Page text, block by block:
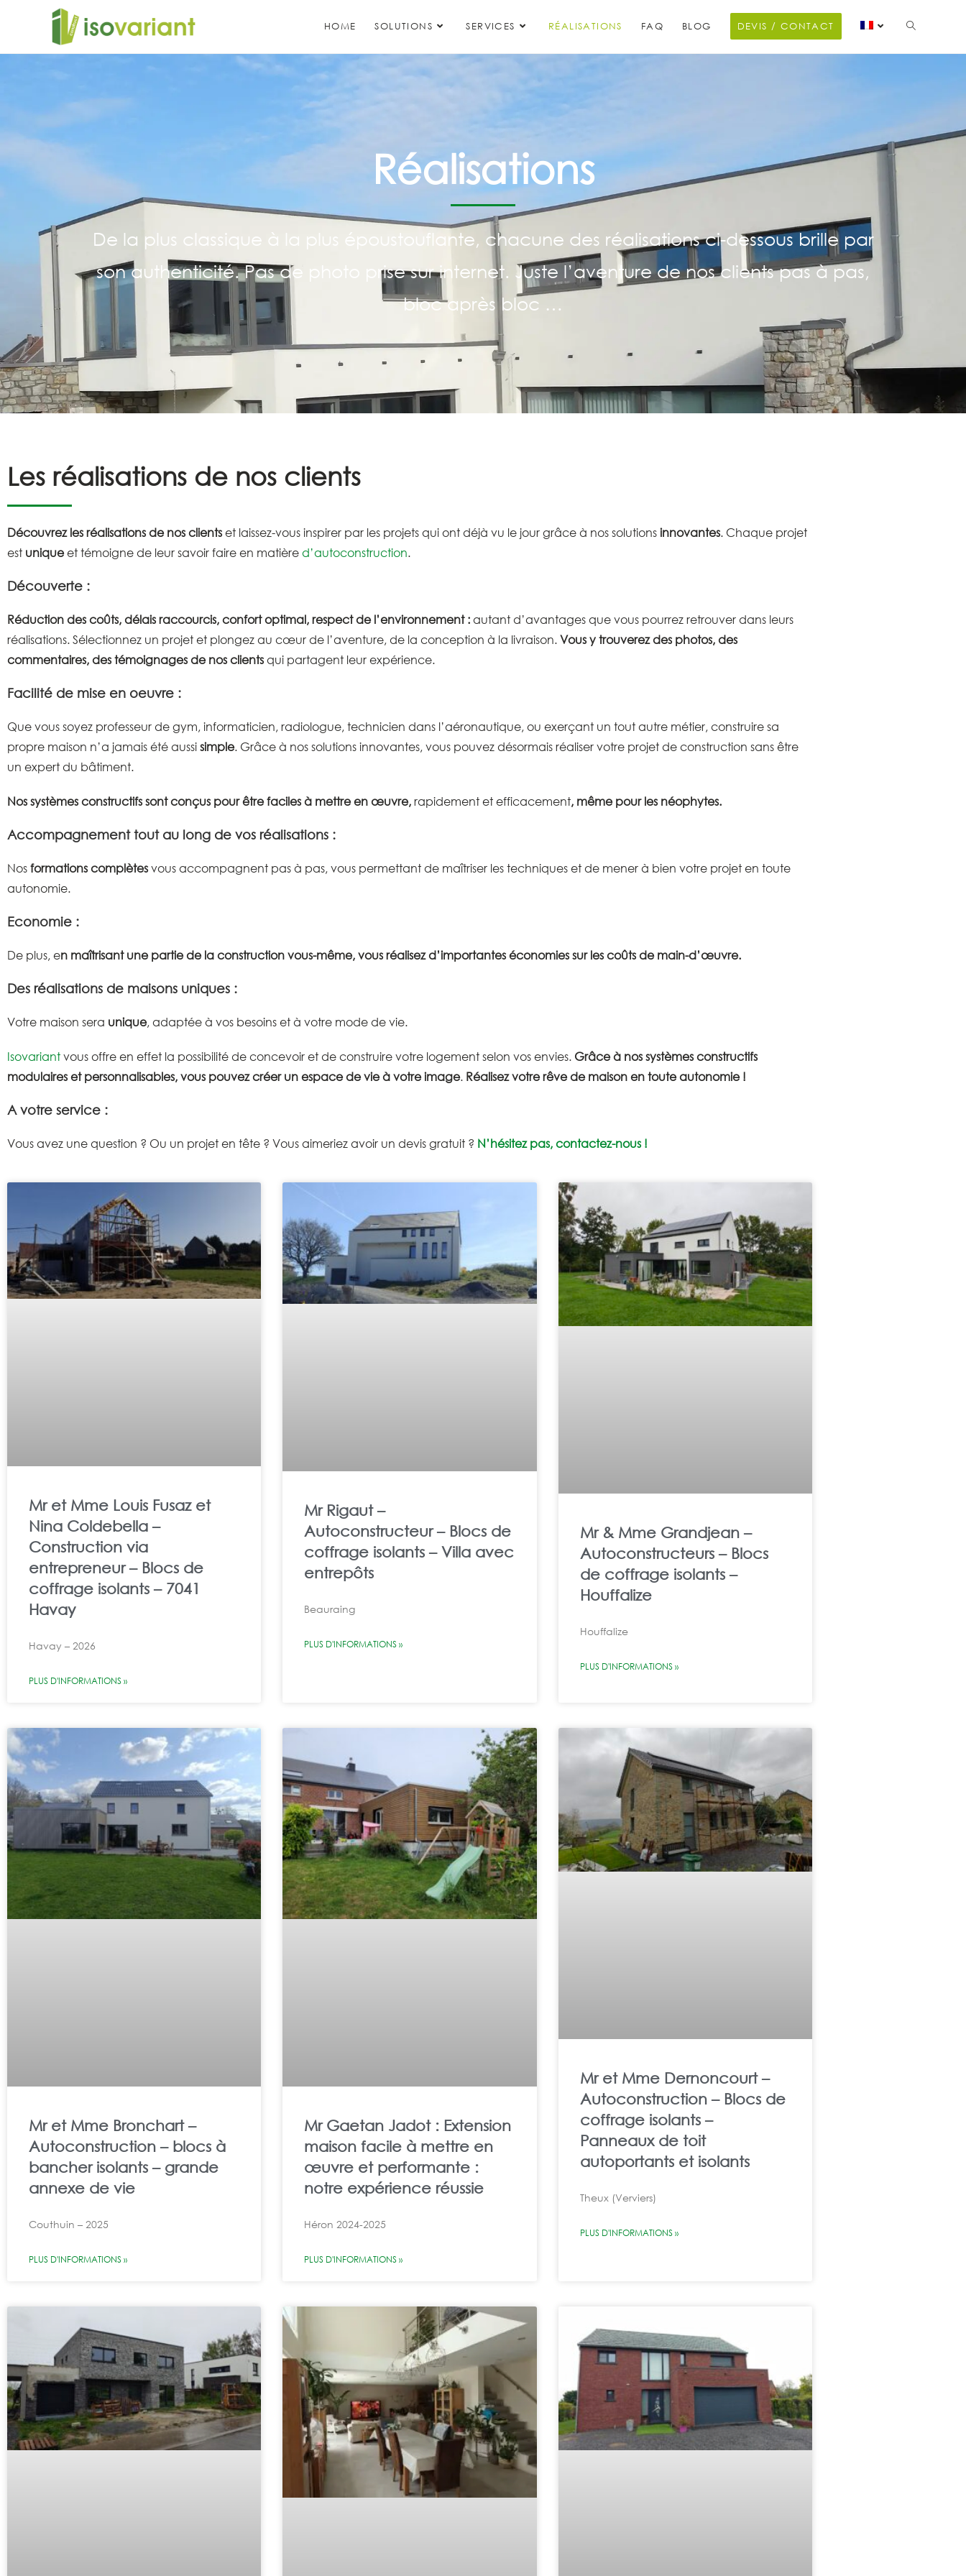
HOME SOLUTIONS SERVICES RÉALISATIONS FAQ BLOG DEVIS / CONTACT
Réalisations
De la plus classique à la plus époustouflante, chacune des réalisations ci-dessous brille par
son authenticité. Pas de photo prise sur internet. Juste l’aventure de nos clients pas à pas,
bloc après bloc …
Les réalisations de nos clients
Découvrez les réalisations de nos clientset laissez-vous inspirer par les projets qui ont déjà vu le jour grâce à nos solutionsinnovantes. Chaque projet
est uniqueet témoigne de leur savoir faire en matièred’autoconstruction.
Découverte :
Réduction des coûts, délais raccourcis, confort optimal, respect de l’environnement :autant d’avantages que vous pourrez retrouver dans leurs
réalisations. Sélectionnez un projet et plongez au cœur de l’aventure, de la conception à la livraison.Vous y trouverez des photos, des
commentaires, des témoignages de nos clientsqui partagent leur expérience.
Facilité de mise en oeuvre :
Que vous soyez professeur de gym, informaticien, radiologue, technicien dans l’aéronautique, ou exerçant un tout autre métier, construire sa
propre maison n’a jamais été aussisimple. Grâce à nos solutions innovantes, vous pouvez désormais réaliser votre projet de construction sans être
un expert du bâtiment.
Nos systèmes constructifs sont conçus pour être faciles à mettre en œuvre,rapidement et efficacement, même pour les néophytes.
Accompagnement tout au long de vos réalisations :
Nosformationscomplètesvous accompagnent pas à pas, vous permettant de maîtriser les techniques et de mener à bien votre projet en toute
autonomie.
Economie :
De plus, en maîtrisant une partie de la construction vous-même, vous réalisez d’importantes économies sur les coûts de main-d’œuvre.
Des réalisations de maisons uniques :
Votre maison sera unique, adaptée à vos besoins et à votre mode de vie.
Isovariantvous offre en effet la possibilité de concevoir et de construire votre logement selon vos envies. Grâce à nos systèmes constructifs
modulaires et personnalisables, vous pouvez créer un espace de vie à votre image. Réalisez votre rêve de maison en toute autonomie !
A votre service :
Vous avez une question ? Ou un projet en tête ? Vous aimeriez avoir un devis gratuit ? N’hésitez pas, contactez-nous !
Mr et Mme Louis Fusaz et
Nina Coldebella –
Construction via
entrepreneur – Blocs de
coffrage isolants – 7041
Havay
Havay – 2026
PLUS D'INFORMATIONS »
Mr Rigaut –
Autoconstructeur – Blocs de
coffrage isolants – Villa avec
entrepôts
Beauraing
PLUS D'INFORMATIONS »
Mr & Mme Grandjean –
Autoconstructeurs – Blocs
de coffrage isolants –
Houffalize
Houffalize
PLUS D'INFORMATIONS »
Mr et Mme Bronchart –
Autoconstruction – blocs à
bancher isolants – grande
annexe de vie
Couthuin – 2025
PLUS D'INFORMATIONS »
Mr Gaetan Jadot : Extension
maison facile à mettre en
œuvre et performante :
notre expérience réussie
Héron 2024-2025
PLUS D'INFORMATIONS »
Mr et Mme Dernoncourt –
Autoconstruction – Blocs de
coffrage isolants –
Panneaux de toit
autoportants et isolants
Theux (Verviers)
PLUS D'INFORMATIONS »